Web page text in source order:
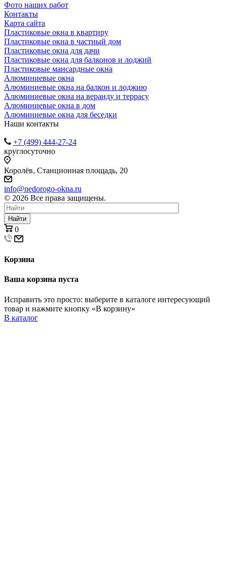
Фото наших работ
Контакты
Карта сайта
Пластиковые окна в квартиру
Пластиковые окна в частный дом
Пластиковые окна для дачи
Пластиковые окна для балконов и лоджий
Пластиковые мансардные окна
Алюминиевые окна
Алюминиевые окна на балкон и лоджию
Алюминиевые окна на веранду и террасу
Алюминиевые окна в дом
Алюминиевые окна для беседки
Наши контакты
+7 (499) 444-27-24
круглосуточно
Королёв, Станционная площадь, 20
info@nedorogo-okna.ru
© 2026 Все права защищены.
Найти
0
Корзина
Ваша корзина пуста
Исправить это просто: выберите в каталоге интересующий
товар и нажмите кнопку «В корзину»
В каталог